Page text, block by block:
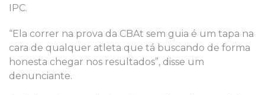
IPC.
“Ela correr na prova da CBAt sem guia é um tapa na
cara de qualquer atleta que tá buscando de forma
honesta chegar nos resultados”, disse um
denunciante.